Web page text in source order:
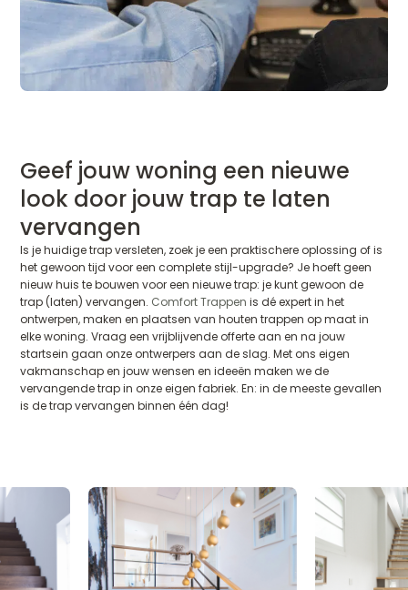
Geef jouw woning een nieuwe
look door jouw trap te laten
vervangen
Is je huidige trap versleten, zoek je een praktischere oplossing of is
het gewoon tijd voor een complete stijl-upgrade? Je hoeft geen
nieuw huis te bouwen voor een nieuwe trap: je kunt gewoon de
trap (laten) vervangen. Comfort Trappen is dé expert in het
ontwerpen, maken en plaatsen van houten trappen op maat in
elke woning. Vraag een vrijblijvende offerte aan en na jouw
startsein gaan onze ontwerpers aan de slag. Met ons eigen
vakmanschap en jouw wensen en ideeën maken we de
vervangende trap in onze eigen fabriek. En: in de meeste gevallen
is de trap vervangen binnen één dag!